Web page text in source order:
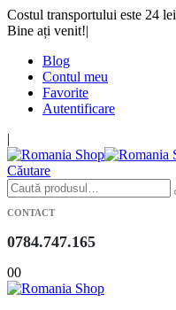
Costul transportului este 24 lei
Bine ați venit!|
Blog
Contul meu
Favorite
Autentificare
|
Căutare
CONTACT
0784.747.165
00